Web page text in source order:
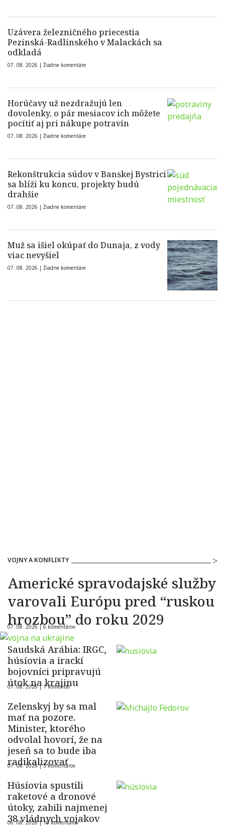
Uzávera železničného priecestia
Pezinská-Radlinského v Malackách sa
odkladá
07. 08. 2026 | Žiadne komentáre
Horúčavy už nezdražujú len
dovolenky, o pár mesiacov ich môžete
pocítiť aj pri nákupe potravín
07. 08. 2026 | Žiadne komentáre
Rekonštrukcia súdov v Banskej Bystrici
sa blíži ku koncu, projekty budú
drahšie
07. 08. 2026 | Žiadne komentáre
Muž sa išiel okúpať do Dunaja, z vody
viac nevyšiel
07. 08. 2026 | Žiadne komentáre
VOJNY A KONFLIKTY
Americké spravodajské služby
varovali Európu pred “ruskou
hrozbou” do roku 2029
07. 08. 2026 |6 komentárov
Saudská Arábia: IRGC,
húsíovia a irackí
bojovníci pripravujú
útok na krajinu
07. 08. 2026 | 1 komentár
Zelenskyj by sa mal
mať na pozore.
Minister, ktorého
odvolal hovorí, že na
jeseň sa to bude iba
radikalizovať
07. 08. 2026 |5 komentárov
Húsíovia spustili
raketové a dronové
útoky, zabili najmenej
38 vládnych vojakov
06. 08. 2026 |16 komentárov